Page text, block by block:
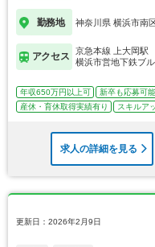
勤務地 神奈川県 横浜市南
アクセス
京急本線 上大岡駅
横浜市営地下鉄ブ
年収650万円以上可 新卒も応募可能
産休・育休取得実績有り
スキルア
求人の詳細を見る
更新日：2026年2月9日